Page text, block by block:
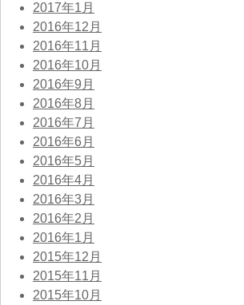
2017年1月
2016年12月
2016年11月
2016年10月
2016年9月
2016年8月
2016年7月
2016年6月
2016年5月
2016年4月
2016年3月
2016年2月
2016年1月
2015年12月
2015年11月
2015年10月